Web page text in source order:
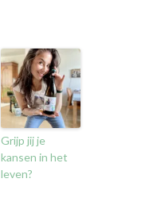
Grijp jij je
kansen in het
leven?